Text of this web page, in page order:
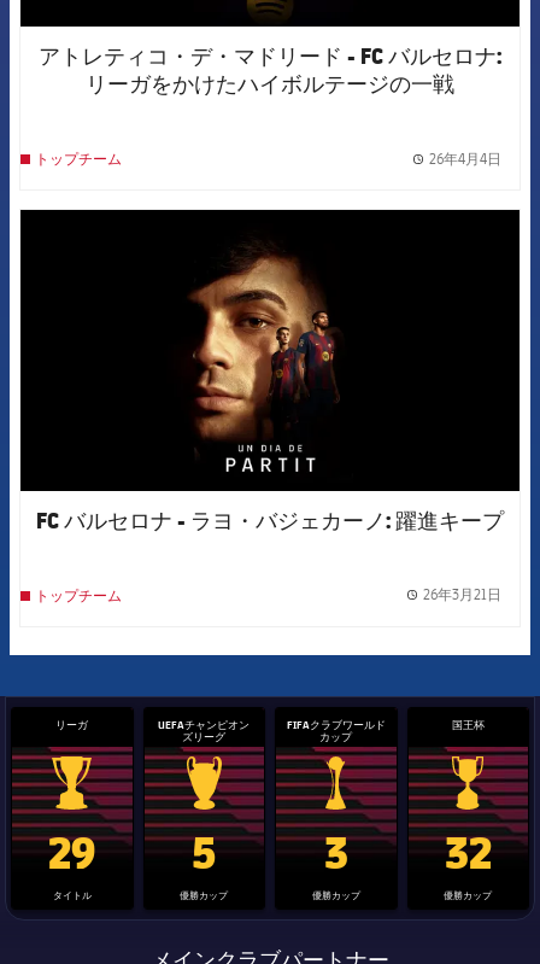
アトレティコ・デ・マドリード - FC バルセロナ:
リーガをかけたハイボルテージの一戦
トップチーム 26年4月4日
FC バルセロナ - ラヨ・バジェカーノ: 躍進キープ
トップチーム 26年3月21日
リーガ
La Liga trophy
29
タイトル
UEFAチャンピオン
ズリーグ
Champions League trophy
5
優勝カップ
FIFAクラブワールド
カップ
label.aria.clubworldcup
3
優勝カップ
国王杯
国王杯
32
優勝カップ
メインクラブパートナー